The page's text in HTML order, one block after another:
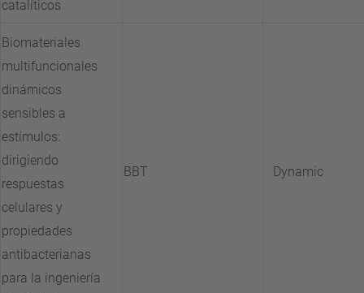
catalíticos
Biomateriales
multifuncionales
dinámicos
sensibles a
estímulos:
dirigiendo
respuestas
celulares y
propiedades
antibacterianas
para la ingeniería
BBT Dynamic